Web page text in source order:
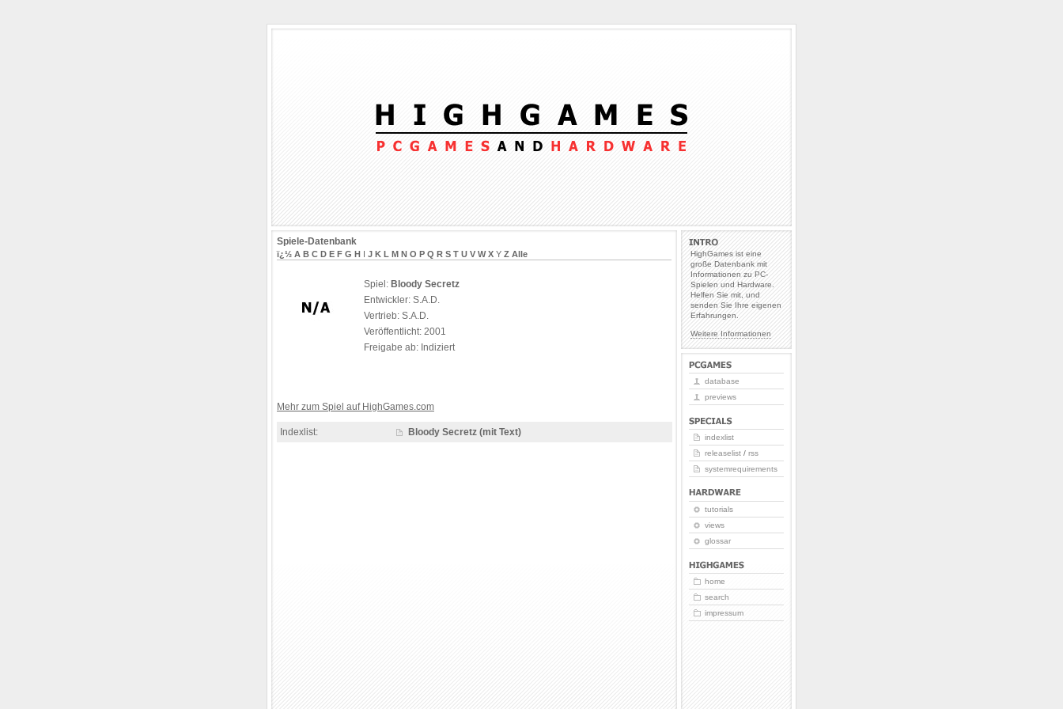
HighGames ist eine
große Datenbank mit
Informationen zu PC-
Spielen und Hardware.
Helfen Sie mit, und
senden Sie Ihre eigenen
Erfahrungen.
Weitere Informationen
Spiele-Datenbank
ï¿½ A B C D E F G H I J K L M N O P Q R S T U V W X Y Z Alle
Spiel: Bloody Secretz
Entwickler: S.A.D.
Vertrieb: S.A.D.
Veröffentlicht: 2001
Freigabe ab: Indiziert
Mehr zum Spiel auf HighGames.com
Indexlist: Bloody Secretz (mit Text)
database
previews
indexlist
releaselist / rss
systemrequirements
tutorials
views
glossar
home
search
impressum